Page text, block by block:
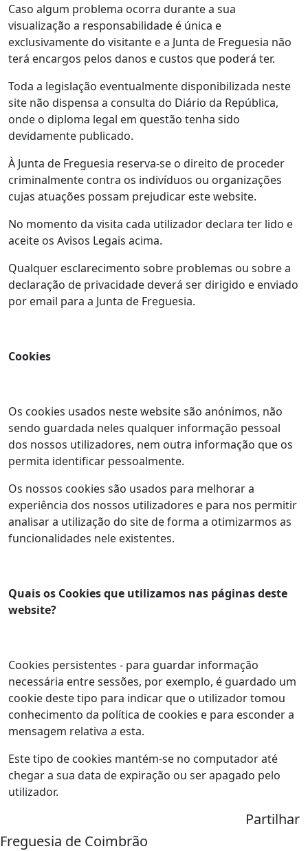
Caso algum problema ocorra durante a sua
visualização a responsabilidade é única e
exclusivamente do visitante e a Junta de Freguesia não
terá encargos pelos danos e custos que poderá ter.
Toda a legislação eventualmente disponibilizada neste
site não dispensa a consulta do Diário da República,
onde o diploma legal em questão tenha sido
devidamente publicado.
À Junta de Freguesia reserva-se o direito de proceder
criminalmente contra os indivíduos ou organizações
cujas atuações possam prejudicar este website.
No momento da visita cada utilizador declara ter lido e
aceite os Avisos Legais acima.
Qualquer esclarecimento sobre problemas ou sobre a
declaração de privacidade deverá ser dirigido e enviado
por email para a Junta de Freguesia.
Cookies
Os cookies usados neste website são anónimos, não
sendo guardada neles qualquer informação pessoal
dos nossos utilizadores, nem outra informação que os
permita identificar pessoalmente.
Os nossos cookies são usados para melhorar a
experiência dos nossos utilizadores e para nos permitir
analisar a utilização do site de forma a otimizarmos as
funcionalidades nele existentes.
Quais os Cookies que utilizamos nas páginas deste
website?
Cookies persistentes - para guardar informação
necessária entre sessões, por exemplo, é guardado um
cookie deste tipo para indicar que o utilizador tomou
conhecimento da política de cookies e para esconder a
mensagem relativa a esta.
Este tipo de cookies mantém-se no computador até
chegar a sua data de expiração ou ser apagado pelo
utilizador.
Partilhar
Freguesia de Coimbrão